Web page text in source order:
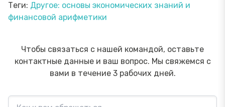
Теги: Другое: основы экономических знаний и
финансовой арифметики
Чтобы связаться с нашей командой, оставьте
контактные данные и ваш вопрос. Мы свяжемся с
вами в течение 3 рабочих дней.